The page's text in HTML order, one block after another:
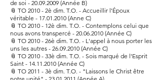
de soi - 20.09.2009 (Année B)
📎 TO 2010 - 2è dim. T.O. - Accueillir l'Époux
véritable - 17.01.2010 (Anne C)
📎 TO 2010 - 12è dim. T.O. - Contemplons celui que
nous avons transpercé - 20.06.2010 (Année C)
📎 TO 2010 - 26è dim. T.O. - L'appel à nous porter les
uns les autres - 26.09.2010 (Année C)
📎 TO 2010 - 33è dim. T.O. - Sois marqué de l'Esprit
Saint - 14.11.2010 (Année C)
📎 TO 2011 - 3è dim. T.O. - "Laissons le Christ être